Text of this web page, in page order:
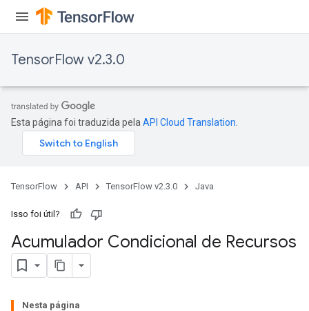
TensorFlow v2.3.0
Esta página foi traduzida pela API Cloud Translation
TensorFlow API TensorFlow v2.3.0 Java
Isso foi útil?
Acumulador Condicional de Recursos
Nesta página